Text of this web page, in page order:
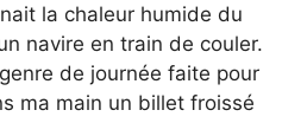
la chaleur humide du
navire en train de couler.
de journée faite pour
ma main un billet froissé